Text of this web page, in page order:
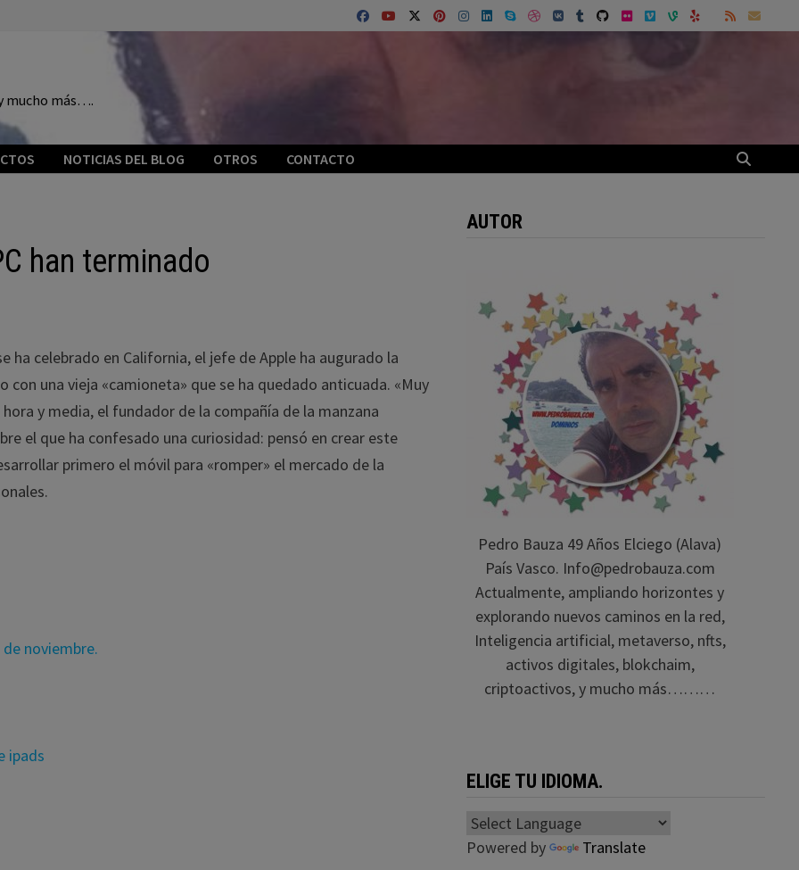
mucho más….
NOTICIAS DEL BLOG OTROS CONTACTO
han terminado
ha celebrado en California, el jefe de Apple ha augurado la
una vieja «camioneta» que se ha quedado anticuada. «Muy
y media, el fundador de la compañía de la manzana
el que ha confesado una curiosidad: pensó en crear este
primero el móvil para «romper» el mercado de la
noviembre.
ipads
AUTOR
Pedro Bauza 49 Años Elciego (Alava)
País Vasco. Info@pedrobauza.com
Actualmente, ampliando horizontes y
explorando nuevos caminos en la red,
Inteligencia artificial, metaverso, nfts,
activos digitales, blokchaim,
criptoactivos, y mucho más………
ELIGE TU IDIOMA.
Powered by Translate